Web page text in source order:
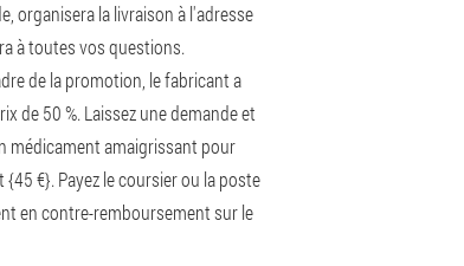
organisera la livraison à l'adresse
à toutes vos questions.
de la promotion, le fabricant a
de 50 %. Laissez une demande et
médicament amaigrissant pour
{45 €}. Payez le coursier ou la poste
en contre-remboursement sur le